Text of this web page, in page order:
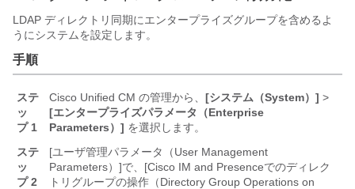
LDAP ディレクトリ同期にエンタープライズグループを含めるよ
うにシステムを設定します。
手順
ステ
ッ
プ 1
Cisco Unified CM の管理から、 [システム（System）] >
[エンタープライズパラメータ（Enterprise
Parameters）] を選択します。
ステ
ッ
プ 2
[ユーザ管理パラメータ（User Management
Parameters）]で、[Cisco IM and Presenceでのディレク
トリグループの操作（Directory Group Operations on